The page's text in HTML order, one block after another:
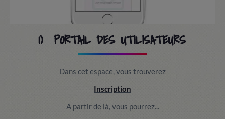
1) PORTAIL DES UTILISATEURS
Dans cet espace, vous trouverez
Inscription
A partir de là, vous pourrez...